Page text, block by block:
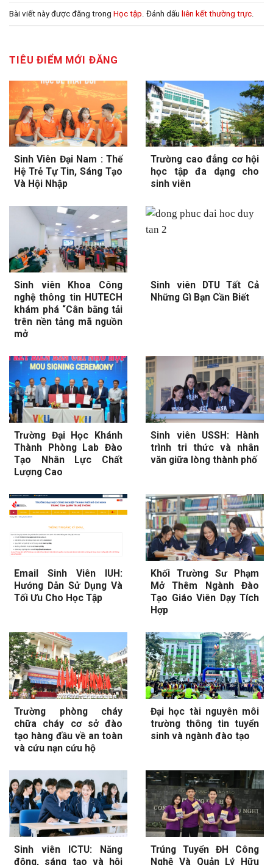
Bài viết này được đăng trong Học tập. Đánh dấu liên kết thường trực.
TIÊU ĐIỂM MỚI ĐĂNG
Sinh Viên Đại Nam : Thế
Hệ Trẻ Tự Tin, Sáng Tạo
Và Hội Nhập
Trường cao đẳng cơ hội
học tập đa dạng cho
sinh viên
Sinh viên Khoa Công
nghệ thông tin HUTECH
khám phá “Cân bằng tải
trên nền tảng mã nguồn
mở
Sinh viên DTU Tất Cả
Những Gì Bạn Cần Biết
Trường Đại Học Khánh
Thành Phòng Lab Đào
Tạo Nhân Lực Chất
Lượng Cao
Sinh viên USSH: Hành
trình tri thức và nhân
văn giữa lòng thành phố
Email Sinh Viên IUH:
Hướng Dẫn Sử Dụng Và
Tối Ưu Cho Học Tập
Khối Trường Sư Phạm
Mở Thêm Ngành Đào
Tạo Giáo Viên Dạy Tích
Hợp
Trường phòng cháy
chữa cháy cơ sở đào
tạo hàng đầu về an toàn
và cứu nạn cứu hộ
Đại học tài nguyên môi
trường thông tin tuyển
sinh và ngành đào tạo
Sinh viên ICTU: Năng
động, sáng tạo và hội
Trúng Tuyển ĐH Công
Nghệ Và Quản Lý Hữu